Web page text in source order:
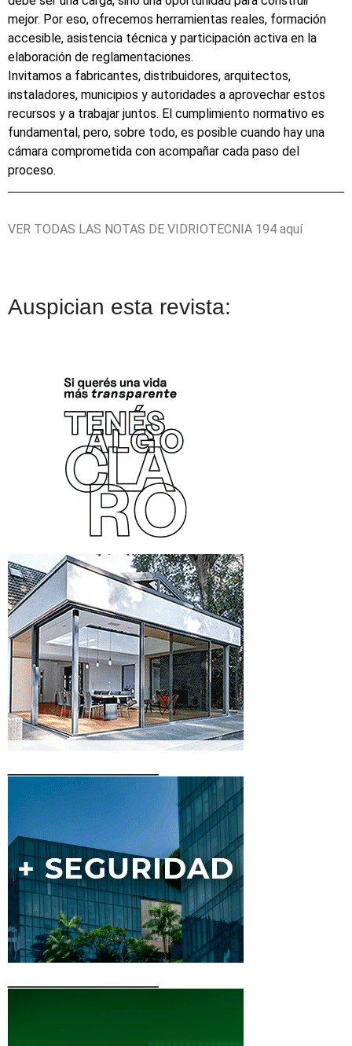
mejor. Por eso, ofrecemos herramientas reales, formación
accesible, asistencia técnica y participación activa en la
elaboración de reglamentaciones.
Invitamos a fabricantes, distribuidores, arquitectos,
instaladores, municipios y autoridades a aprovechar estos
recursos y a trabajar juntos. El cumplimiento normativo es
fundamental, pero, sobre todo, es posible cuando hay una
cámara comprometida con acompañar cada paso del
proceso.
VER TODAS LAS NOTAS DE VIDRIOTECNIA 194 aquí
Auspician esta revista: